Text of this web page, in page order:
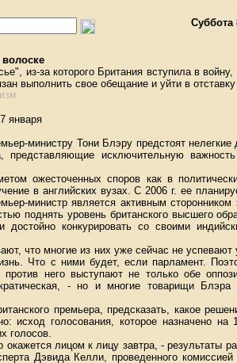
Суббота
из-за которого Британия вступила в
выполнить свое обещание и уйти в отставку
января
министру Тони Блэру предстоят
представляющие исключительную
ожесточенных споров как в
в английских вузах. С 2006 г. ее
министр является активным
поднять уровень британского высшего
достойно конкурировать со своими
что многие из них уже сейчас не успевают
Что с ними будет, если парламент.
него выступают не только обе
- но и многие товарищи Блэра
премьера, предсказать, какое
исход голосования, которое назначено на
голосов.
лицом к лицу завтра, - результаты
Дэвида Келли, проведенного комиссией